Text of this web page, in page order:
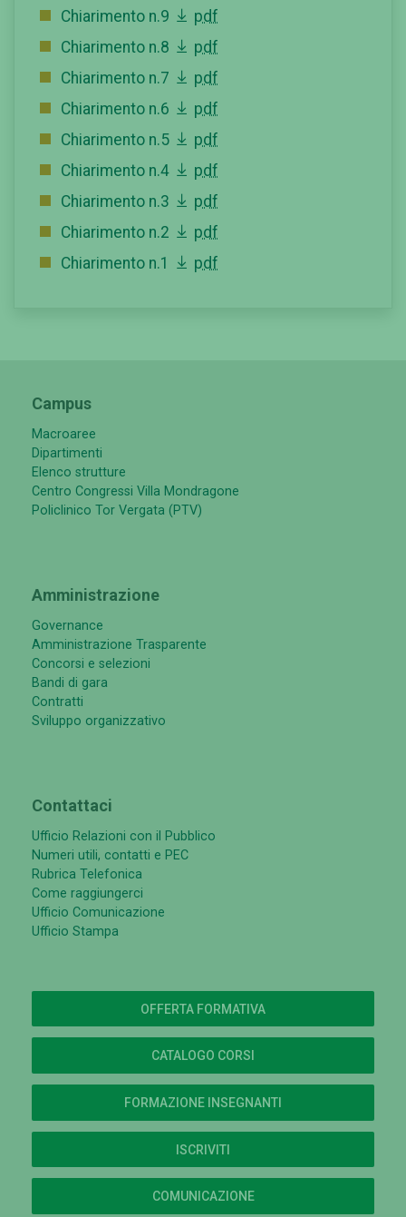
Chiarimento n.9
pdf
Chiarimento n.8
pdf
Chiarimento n.7
pdf
Chiarimento n.6
pdf
Chiarimento n.5
pdf
Chiarimento n.4
pdf
Chiarimento n.3
pdf
Chiarimento n.2
pdf
Chiarimento n.1
pdf
Campus
Macroaree
Dipartimenti
Elenco strutture
Centro Congressi Villa Mondragone
Policlinico Tor Vergata (PTV)
Amministrazione
Governance
Amministrazione Trasparente
Concorsi e selezioni
Bandi di gara
Contratti
Sviluppo organizzativo
Contattaci
Ufficio Relazioni con il Pubblico
Numeri utili, contatti e PEC
Rubrica Telefonica
Come raggiungerci
Ufficio Comunicazione
Ufficio Stampa
OFFERTA FORMATIVA
CATALOGO CORSI
FORMAZIONE INSEGNANTI
ISCRIVITI
COMUNICAZIONE